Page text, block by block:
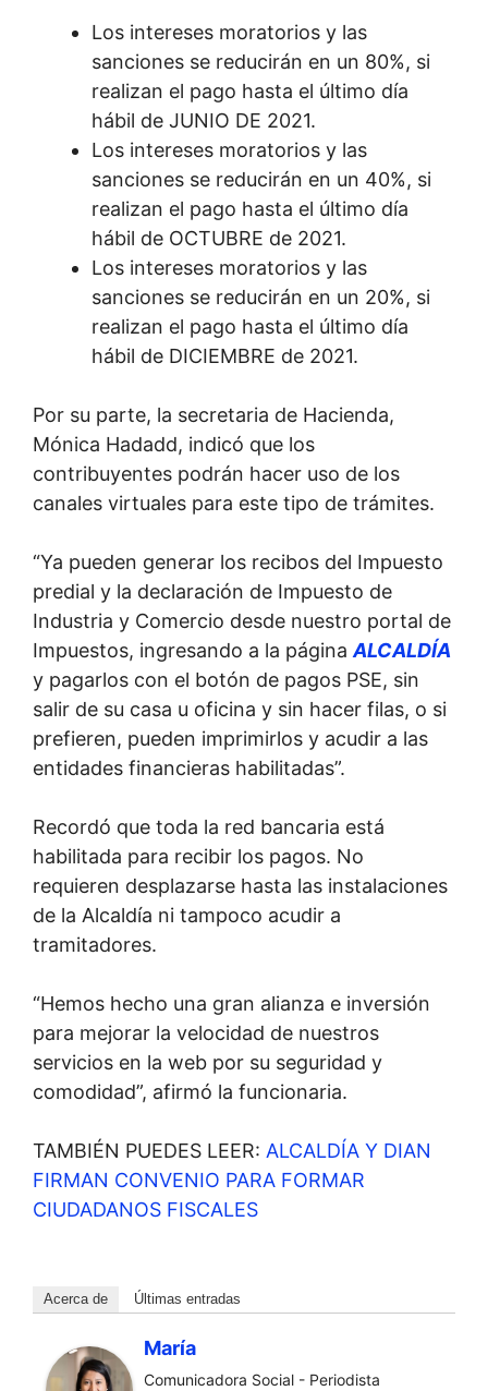
Los intereses moratorios y las
sanciones se reducirán en un 80%, si
realizan el pago hasta el último día
hábil de JUNIO DE 2021.
Los intereses moratorios y las
sanciones se reducirán en un 40%, si
realizan el pago hasta el último día
hábil de OCTUBRE de 2021.
Los intereses moratorios y las
sanciones se reducirán en un 20%, si
realizan el pago hasta el último día
hábil de DICIEMBRE de 2021.
Por su parte, la secretaria de Hacienda,
Mónica Hadadd, indicó que los
contribuyentes podrán hacer uso de los
canales virtuales para este tipo de trámites.
“Ya pueden generar los recibos del Impuesto
predial y la declaración de Impuesto de
Industria y Comercio desde nuestro portal de
Impuestos, ingresando a la página ALCALDÍA
y pagarlos con el botón de pagos PSE, sin
salir de su casa u oficina y sin hacer filas, o si
prefieren, pueden imprimirlos y acudir a las
entidades financieras habilitadas”.
Recordó que toda la red bancaria está
habilitada para recibir los pagos. No
requieren desplazarse hasta las instalaciones
de la Alcaldía ni tampoco acudir a
tramitadores.
“Hemos hecho una gran alianza e inversión
para mejorar la velocidad de nuestros
servicios en la web por su seguridad y
comodidad”, afirmó la funcionaria.
TAMBIÉN PUEDES LEER: ALCALDÍA Y DIAN
FIRMAN CONVENIO PARA FORMAR
CIUDADANOS FISCALES
Acerca de Últimas entradas
María
Comunicadora Social - Periodista